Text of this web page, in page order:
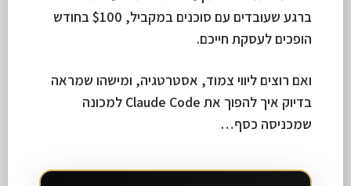
ברגע שעובדים עם סוכנים במקביל, $100 בחודש
הופכים לעסקת חייכם.
ואם רוצים ליווי צמוד, אסטרטגיה, ומישהו שמראה
בדיוק איך להפוך את Claude Code למכונה
שמכניסה כסף…